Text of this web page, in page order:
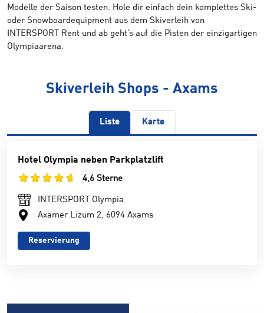
Modelle der Saison testen. Hole dir einfach dein komplettes Ski-
oder Snowboardequipment aus dem Skiverleih von
INTERSPORT Rent und ab geht’s auf die Pisten der einzigartigen
Olympiaarena.
Skiverleih Shops - Axams
Liste Karte
Hotel Olympia neben Parkplatzlift
4,6 Sterne
INTERSPORT Olympia
Axamer Lizum 2, 6094 Axams
Reservierung